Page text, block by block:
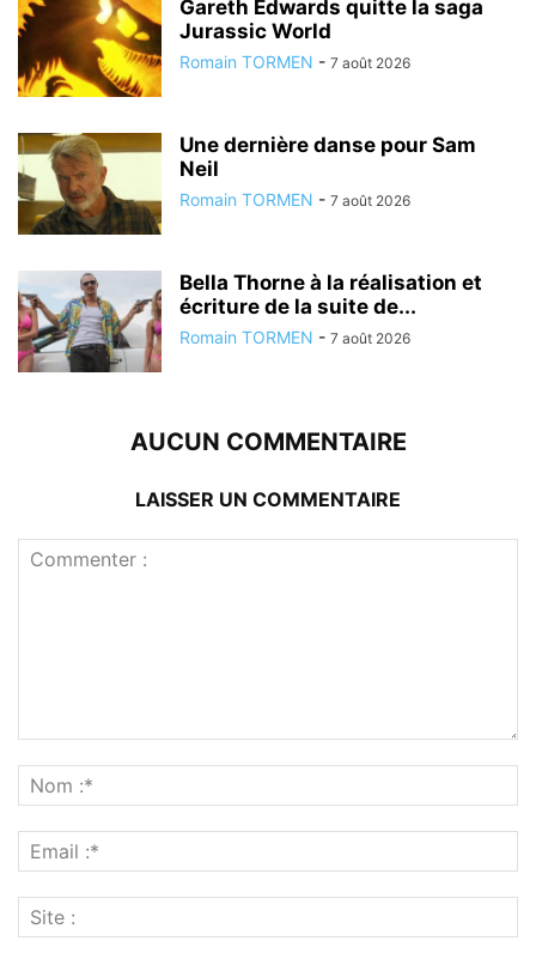
Gareth Edwards quitte la saga
Jurassic World
Romain TORMEN - 7 août 2026
Une dernière danse pour Sam
Neil
Romain TORMEN - 7 août 2026
Bella Thorne à la réalisation et
écriture de la suite de...
Romain TORMEN - 7 août 2026
AUCUN COMMENTAIRE
LAISSER UN COMMENTAIRE